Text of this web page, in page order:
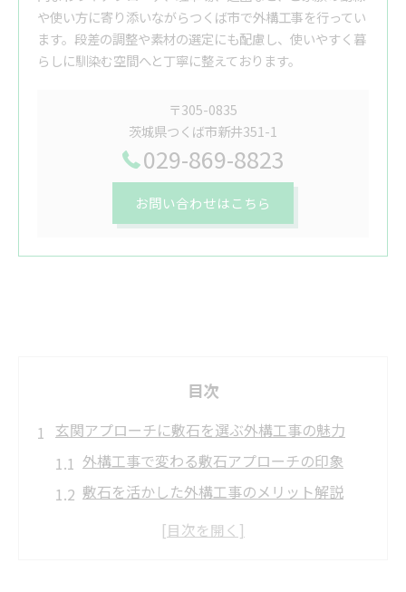
や使い方に寄り添いながらつくば市で外構工事を行ってい
ます。段差の調整や素材の選定にも配慮し、使いやすく暮
らしに馴染む空間へと丁寧に整えております。
〒305-0835
茨城県つくば市新井351-1
029-869-8823
お問い合わせはこちら
目次
玄関アプローチに敷石を選ぶ外構工事の魅力
外構工事で変わる敷石アプローチの印象
敷石を活かした外構工事のメリット解説
おしゃれな外構工事に敷石が選ばれる理由